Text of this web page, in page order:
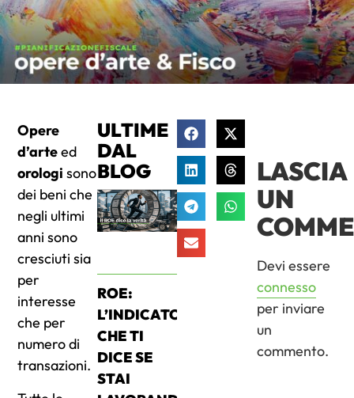
Opere
d’arteed
orologi sono
dei beni che
negli ultimi
anni sono
cresciuti sia
per
interesse
che per
numero di
transazioni.
ULTIME
DAL
BLOG
ROE:
L’INDICATORE
CHE TI
DICE SE
STAI
LASCIA
UN
Devi essere
connesso
per inviare
un
commento.